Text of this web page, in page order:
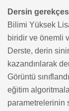
Dersin
Bilimi Yüksek
biridir ve önemli
Derste, derin
kazandırılarak
Görüntü
eğitim
parametrelerinin